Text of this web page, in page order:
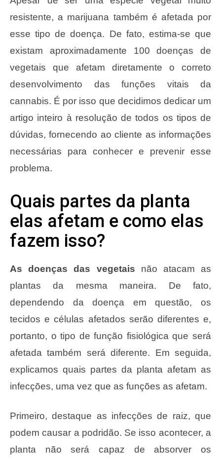
resistente, a marijuana também é afetada por
esse tipo de doença. De fato, estima-se que
existam aproximadamente 100 doenças de
vegetais que afetam diretamente o correto
desenvolvimento das funções vitais da
cannabis. É por isso que decidimos dedicar um
artigo inteiro à resolução de todos os tipos de
dúvidas, fornecendo ao cliente as informações
necessárias para conhecer e prevenir esse
problema.
Quais partes da planta
elas afetam e como elas
fazem isso?
As doenças das vegetais não atacam as
plantas da mesma maneira. De fato,
dependendo da doença em questão, os
tecidos e células afetados serão diferentes e,
portanto, o tipo de função fisiológica que será
afetada também será diferente. Em seguida,
explicamos quais partes da planta afetam as
infecções, uma vez que as funções as afetam.
Primeiro, destaque as infecções de raiz, que
podem causar a podridão. Se isso acontecer, a
planta não será capaz de absorver os